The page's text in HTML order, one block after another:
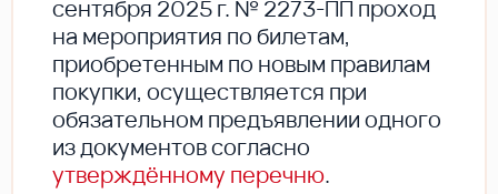
сентября 2025 г. № 2273-ПП проход
на мероприятия по билетам,
приобретенным по новым правилам
покупки, осуществляется при
обязательном предъявлении одного
из документов согласно
утверждённому перечню.